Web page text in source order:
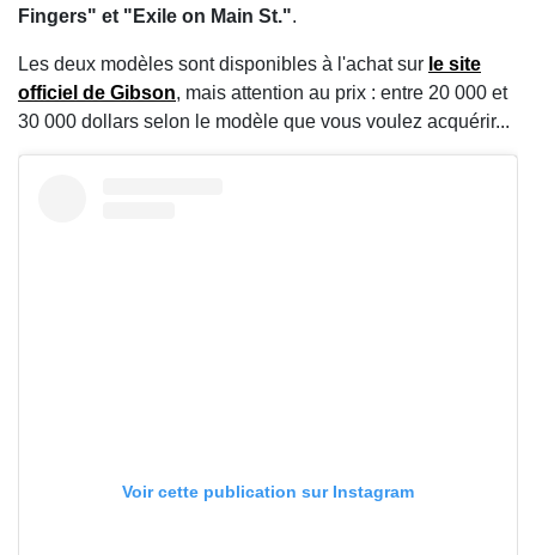
Fingers" et "Exile on Main St.".
Les deux modèles sont disponibles à l'achat sur le site
officiel de Gibson, mais attention au prix : entre 20 000 et
30 000 dollars selon le modèle que vous voulez acquérir...
Voir cette publication sur Instagram